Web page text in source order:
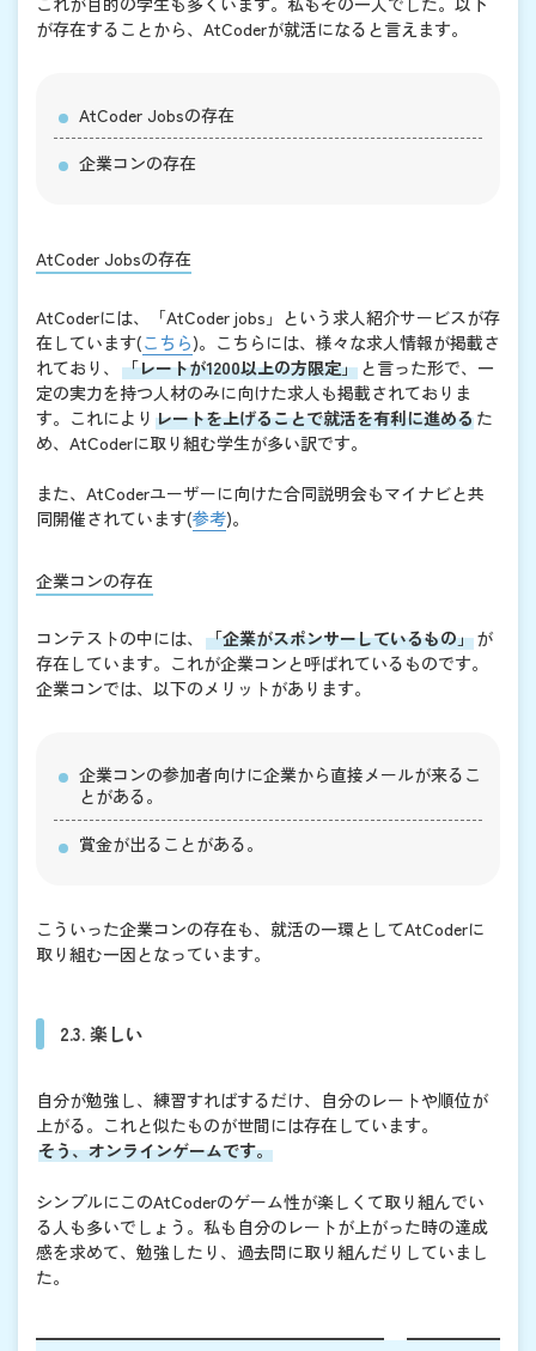
が存在することから、AtCoderが就活になると言えます。
AtCoder Jobsの存在
企業コンの存在
AtCoder Jobsの存在
AtCoderには、「AtCoder jobs」という求人紹介サービスが存
在しています(こちら)。こちらには、様々な求人情報が掲載さ
れており、 「レートが1200以上の方限定」 と言った形で、一
定の実力を持つ人材のみに向けた求人も掲載されておりま
す。これにより レートを上げることで就活を有利に進めるた
め、AtCoderに取り組む学生が多い訳です。
また、AtCoderユーザーに向けた合同説明会もマイナビと共
同開催されています(参考)。
企業コンの存在
コンテストの中には、 「企業がスポンサーしているもの」が
存在しています。これが企業コンと呼ばれているものです。
企業コンでは、以下のメリットがあります。
企業コンの参加者向けに企業から直接メールが来るこ
とがある。
賞金が出ることがある。
こういった企業コンの存在も、就活の一環としてAtCoderに
取り組む一因となっています。
2.3. 楽しい
自分が勉強し、練習すればするだけ、自分のレートや順位が
上がる。これと似たものが世間には存在しています。
そう、オンラインゲームです。
シンプルにこのAtCoderのゲーム性が楽しくて取り組んでい
る人も多いでしょう。私も自分のレートが上がった時の達成
感を求めて、勉強したり、過去問に取り組んだりしていまし
た。